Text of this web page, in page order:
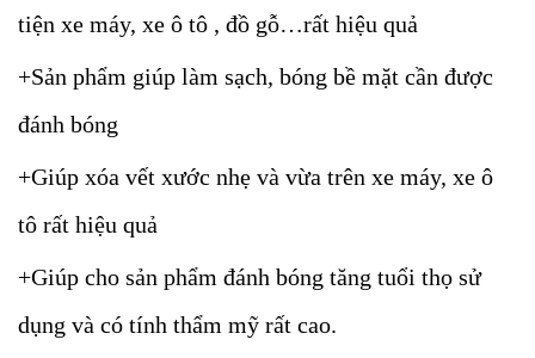
tiện xe máy, xe ô tô , đồ gỗ…rất hiệu quả
+Sản phẩm giúp làm sạch, bóng bề mặt cần được
đánh bóng
+Giúp xóa vết xước nhẹ và vừa trên xe máy, xe ô
tô rất hiệu quả
+Giúp cho sản phẩm đánh bóng tăng tuổi thọ sử
dụng và có tính thẩm mỹ rất cao.